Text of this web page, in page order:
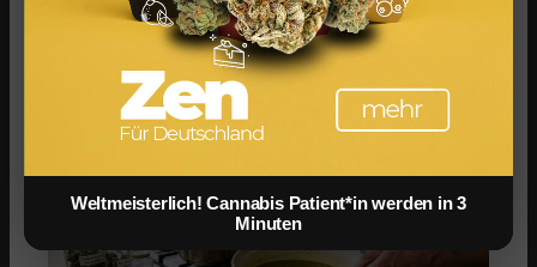
Cannabis Grillen: BBQ, Marinaden & Rezepte für den
Sommer
Weltmeisterlich! Cannabis Patient*in werden in 3
Minuten